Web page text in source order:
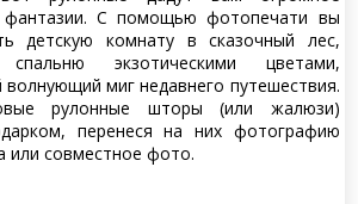
фантазии. С помощью фотопечати вы
детскую комнату в сказочный лес,
экзотическими цветами,
волнующий миг недавнего путешествия.
рулонные шторы (или жалюзи)
перенеся на них фотографию
или совместное фото.